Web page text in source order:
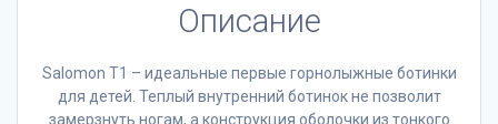
Описание
Salomon T1 – идеальные первые горнолыжные ботинки
для детей. Теплый внутренний ботинок не позволит
замерзнуть ногам, а конструкция оболочки из тонкого